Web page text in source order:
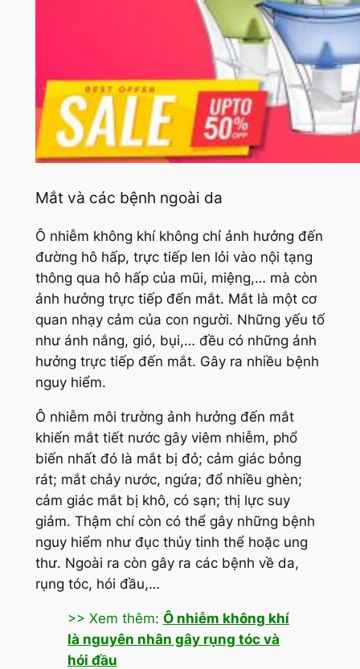
Mắt và các bệnh ngoài da
Ô nhiễm không khí không chỉ ảnh hưởng đến
đường hô hấp, trực tiếp len lỏi vào nội tạng
thông qua hô hấp của mũi, miệng,… mà còn
ảnh hưởng trực tiếp đến mắt. Mắt là một cơ
quan nhạy cảm của con người. Những yếu tố
như ánh nắng, gió, bụi,… đều có những ảnh
hưởng trực tiếp đến mắt. Gây ra nhiều bệnh
nguy hiểm.
Ô nhiễm môi trường ảnh hưởng đến mắt
khiến mắt tiết nước gây viêm nhiễm, phổ
biến nhất đó là mắt bị đỏ; cảm giác bỏng
rát; mắt chảy nước, ngứa; đổ nhiều ghèn;
cảm giác mắt bị khô, có sạn; thị lực suy
giảm. Thậm chí còn có thể gây những bệnh
nguy hiểm như đục thủy tinh thể hoặc ung
thư. Ngoài ra còn gây ra các bệnh về da,
rụng tóc, hói đầu,…
>> Xem thêm: Ô nhiễm không khí
là nguyên nhân gây rụng tóc và
hói đầu